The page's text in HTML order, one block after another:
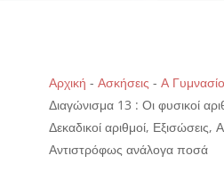
Αρχική - Ασκήσεις - Α
Διαγώνισμα 13 : Οι φυσικοί
Δεκαδικοί αριθμοί,
Αντιστρόφως ανάλογα ποσά